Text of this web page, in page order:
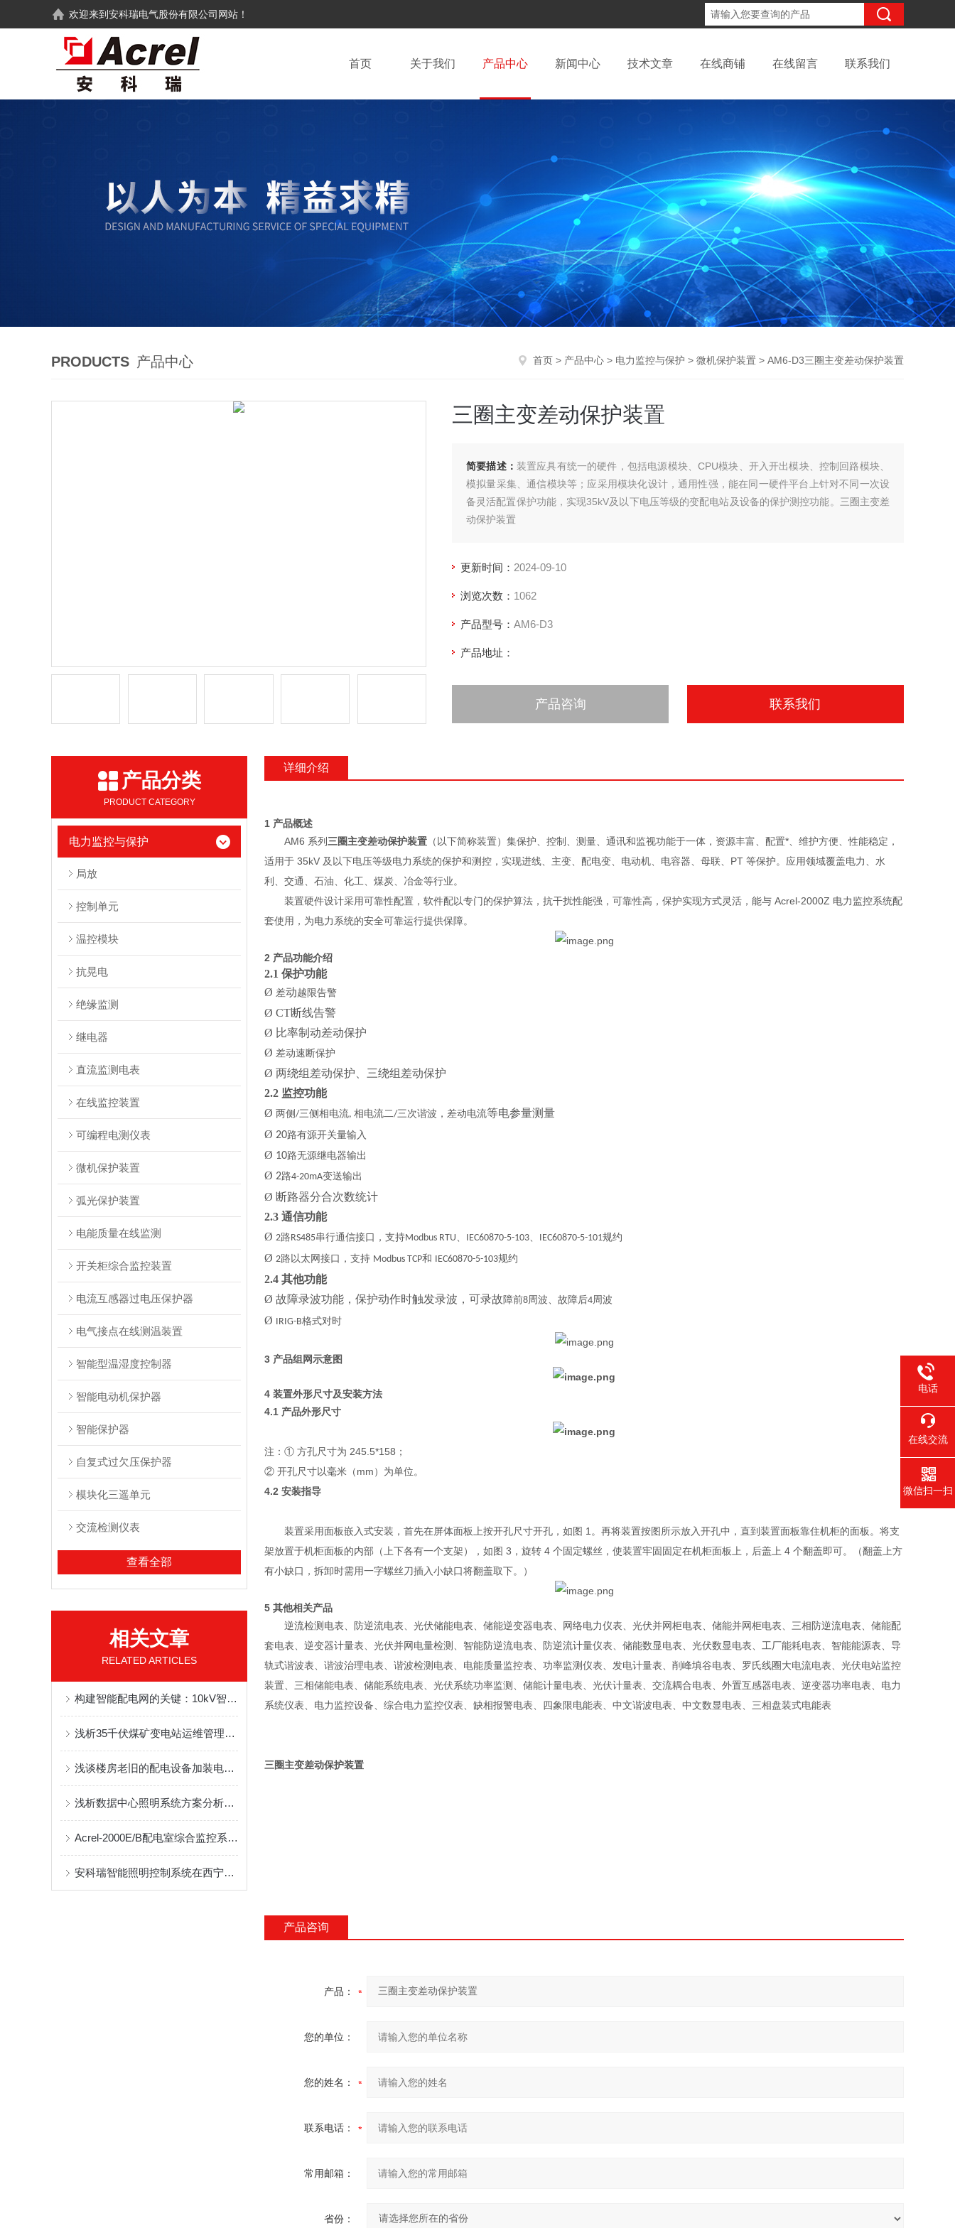
欢迎来到安科瑞电气股份有限公司 网站！
首页 关于我们 产品中心 新闻中心 技术文章 在线商铺 在线留言 联系我们
PRODUCTS 产品中心 首页 > 产品中心 > 电力监控与保护 > 微机保护装置 > AM6-D3三圈主变差动保护装置
三圈主变差动保护装置
简要描述： 装置应具有统一的硬件，包括电源模块、CPU模块、开入开出模块、控制回路模块、
模拟量采集、通信模块等；应采用模块化设计，通用性强，能在同一硬件平台上针对不同一次设
备灵活配置保护功能，实现35kV及以下电压等级的变配电站及设备的保护测控功能。三圈主变差
动保护装置
更新时间： 2024-09-10
浏览次数： 1062
产品型号： AM6-D3
产品地址：
产品咨询 联系我们
产品分类
PRODUCT CATEGORY
电力监控与保护
局放
控制单元
温控模块
抗晃电
绝缘监测
继电器
直流监测电表
在线监控装置
可编程电测仪表
微机保护装置
弧光保护装置
电能质量在线监测
开关柜综合监控装置
电流互感器过电压保护器
电气接点在线测温装置
智能型温湿度控制器
智能电动机保护器
智能保护器
自复式过欠压保护器
模块化三遥单元
交流检测仪表
查看全部
相关文章
RELATED ARTICLES
构建智能配电网的关键：10kV智能保护装置的功能演进与系统集成
浅析35千伏煤矿变电站运维管理系统和故障处理
浅谈楼房老旧的配电设备加装电能管理系统的方案
浅析数据中心照明系统方案分析与应用
Acrel-2000E/B配电室综合监控系统在厦门天马微电子配电室中的应用
安科瑞智能照明控制系统在西宁市第三人民医院的设计与应用
详细介绍
1 产品概述
AM6 系列 三圈主变差动保护装置 （以下简称装置）集保护、控制、测量、通讯和监视功能于一体，资源丰富、配置*、维护方便、性能稳定，
适用于 35kV 及以下电压等级电力系统的保护和测控，实现进线、主变、配电变、电动机、电容器、母联、PT 等保护。应用领域覆盖电力、水
利、交通、石油、化工、煤炭、冶金等行业。
装置硬件设计采用可靠性配置，软件配以专门的保护算法，抗干扰性能强，可靠性高，保护实现方式灵活，能与 Acrel-2000Z 电力监控系统配
套使用，为电力系统的安全可靠运行提供保障。
2 产品功能介绍
2.1 保护功能
Ø 差动越限告警
Ø CT断线告警
Ø 比率制动差动保护
Ø 差动速断保护
Ø 两绕组差动保护、三绕组差动保护
2.2 监控功能
Ø 两侧 /三侧相电流, 相电流二/三次谐波，差动电流等电参量测量
Ø 20路有源开关量输入
Ø 10路无源继电器输出
Ø 2路4-20mA变送输出
Ø 断路器分合次数统计
2.3 通信功能
Ø 2路RS485串行通信接口，支持Modbus RTU、 IEC60870-5-103、 IEC60870-5-101规约
Ø 2路以太网接口，支持 Modbus TCP和 IEC60870-5-103规约
2.4 其他功能
Ø 故障录波功能，保护动作时触发录波，可录故 障前8周波、故障后4周波
Ø IRIG-B格式对时
3 产品组网示意图
4 装置外形尺寸及安装方法
4.1 产品外形尺寸
注：① 方孔尺寸为 245.5*158；
② 开孔尺寸以毫米（mm）为单位。
4.2 安装指导
装置采用面板嵌入式安装，首先在屏体面板上按开孔尺寸开孔，如图 1。再将装置按图所示放入开孔中，直到装置面板靠住机柜的面板。将支
架放置于机柜面板的内部（上下各有一个支架），如图 3，旋转 4 个固定螺丝，使装置牢固固定在机柜面板上，后盖上 4 个翻盖即可。（翻盖上方
有小缺口，拆卸时需用一字螺丝刀插入小缺口将翻盖取下。）
5 其他相关产品
逆流检测电表、防逆流电表、光伏储能电表、储能逆变器电表、网络电力仪表、光伏并网柜电表、储能并网柜电表、三相防逆流电表、储能配
套电表、逆变器计量表、光伏并网电量检测、智能防逆流电表、防逆流计量仪表、储能数显电表、光伏数显电表、工厂能耗电表、智能能源表、导
轨式谐波表、谐波治理电表、谐波检测电表、电能质量监控表、功率监测仪表、发电计量表、削峰填谷电表、罗氏线圈大电流电表、光伏电站监控
装置、三相储能电表、储能系统电表、光伏系统功率监测、储能计量电表、光伏计量表、交流耦合电表、外置互感器电表、逆变器功率电表、电力
系统仪表、电力监控设备、综合电力监控仪表、缺相报警电表、四象限电能表、中文谐波电表、中文数显电表、三相盘装式电能表
三圈主变差动保护装置
产品咨询
产品：
您的单位：
您的姓名：
联系电话：
常用邮箱：
省份：
电话
在线交流
微信扫一扫